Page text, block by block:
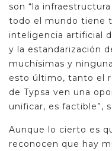
son “la
todo el mundo tiene
inteligencia artificial
y la estandarización
muchísimas y
esto último, tanto el
de Typsa ven una
unificar, es factible”,
Aunque lo cierto es
reconocen que hay